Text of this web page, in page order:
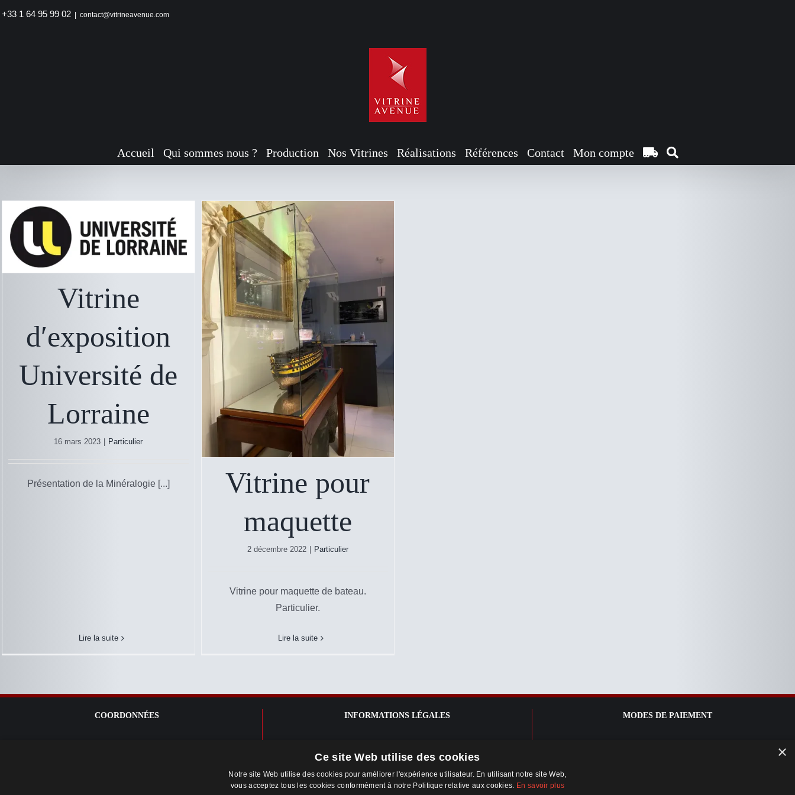
+33 1 64 95 99 02 contact@vitrineavenue.com
Accueil Qui sommes nous ? Production Nos Vitrines Réalisations Références Contact Mon compte
Vitrine d′exposition Université de
Lorraine
Vitrine
d′exposition
Université de
Lorraine
16 mars 2023 Particulier
Présentation de la Minéralogie [...]
Lire la suite
Vitrine pour
maquette
2 décembre 2022 Particulier
Vitrine pour maquette de bateau.
Particulier.
Lire la suite
COORDONNÉES
Siège social : 31, rue Saunier 91520 EGLY, FRANCE
INFORMATIONS LÉGALES
Conditions Générales d’Utilisation du site
vitrineavenue.com
MODES DE PAIEMENT
×
Ce site Web utilise des cookies
Notre site Web utilise des cookies pour améliorer l'expérience utilisateur. En utilisant notre site Web,
vous acceptez tous les cookies conformément à notre Politique relative aux cookies. En savoir plus